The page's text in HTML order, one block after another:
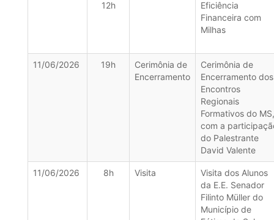
12h
Eficiência
Financeira com
Milhas
11/06/2026 19h
Cerimônia de
Encerramento
Cerimônia de
Encerramento dos
Encontros
Regionais
Formativos do MS,
com a
do Palestrante
David Valente
11/06/2026 8h Visita
Visita dos Alunos
da E.E. Senador
Filinto Müller do
Município de